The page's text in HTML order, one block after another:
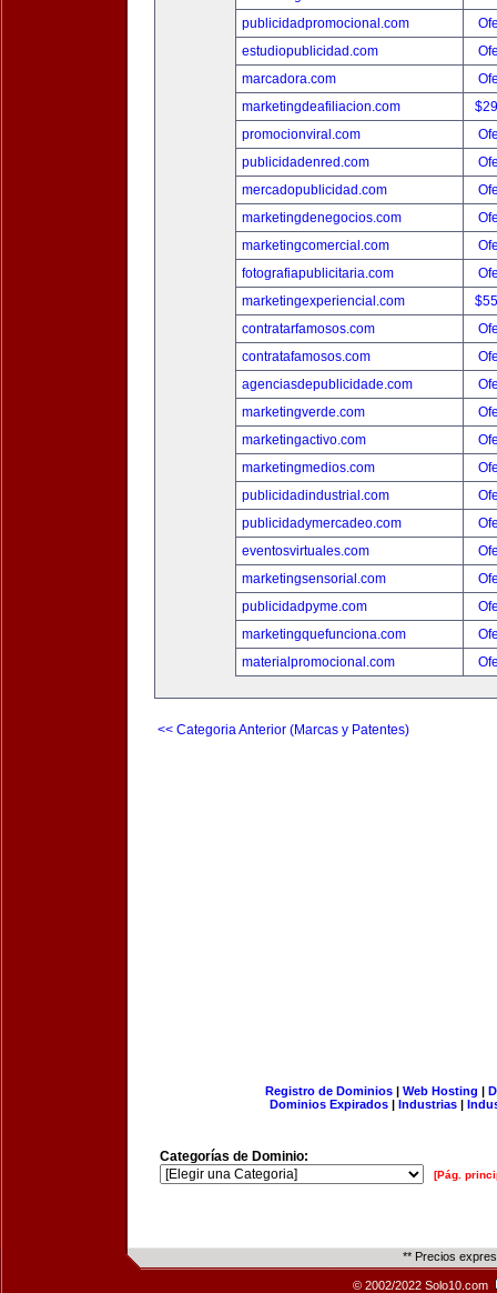
publicidadpromocional.com
estudiopublicidad.com
marcadora.com
marketingdeafiliacion.com
promocionviral.com
publicidadenred.com
mercadopublicidad.com
marketingdenegocios.com
marketingcomercial.com
fotografiapublicitaria.com
marketingexperiencial.com
contratarfamosos.com
contratafamosos.com
agenciasdepublicidade.com
marketingverde.com
marketingactivo.com
marketingmedios.com
publicidadindustrial.com
publicidadymercadeo.com
eventosvirtuales.com
marketingsensorial.com
publicidadpyme.com
marketingquefunciona.com
materialpromocional.com
<< Categoria Anterior (Marcas y Patentes)
Registro de Dominios| Web Hosting |
Dominios Expirados | Industrias |
Categorías de Dominio:
[Pág.
** Precios
© 2002/2022 Solo10.com